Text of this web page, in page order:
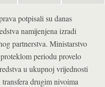
potpisali su danas
namijenjena izradi
partnerstva. Ministarstvo
periodu provelo
u ukupnoj vrijednosti
drugim nivoima